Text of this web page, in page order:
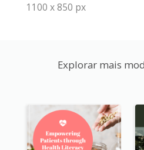
1100 x 850 px
Explorar mais